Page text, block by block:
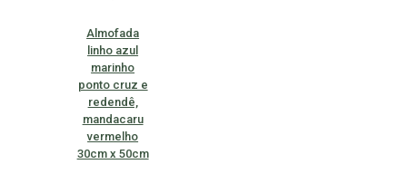
Almofada
linho azul
marinho
ponto cruz e
redendê,
mandacaru
vermelho
30cm x 50cm